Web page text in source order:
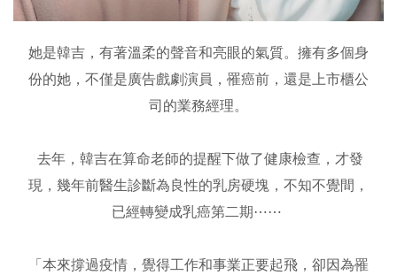
她是韓吉，有著溫柔的聲音和亮眼的氣質。擁有多個身
份的她，不僅是廣告戲劇演員，罹癌前，還是上市櫃公
司的業務經理。
去年，韓吉在算命老師的提醒下做了健康檢查，才發
現，幾年前醫生診斷為良性的乳房硬塊，不知不覺間，
已經轉變成乳癌第二期⋯⋯
「本來撐過疫情，覺得工作和事業正要起飛，卻因為罹